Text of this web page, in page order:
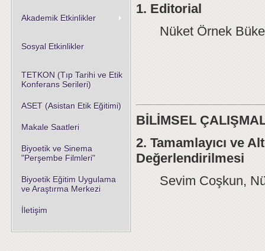
Akademik Etkinlikler
Sosyal Etkinlikler
TETKON (Tıp Tarihi ve Etik
Konferans Serileri)
ASET (Asistan Etik Eğitimi)
Makale Saatleri
Biyoetik ve Sinema
"Perşembe Filmleri"
Biyoetik Eğitim Uygulama
ve Araştırma Merkezi
İletişim
1. Editorial
Nüket Örnek
BİLİMSEL
2. Tamamlayıcı ve
Değerlendirilmesi
Sevim Coşkun,